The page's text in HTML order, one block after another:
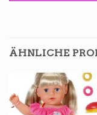
ÄHNLICHE